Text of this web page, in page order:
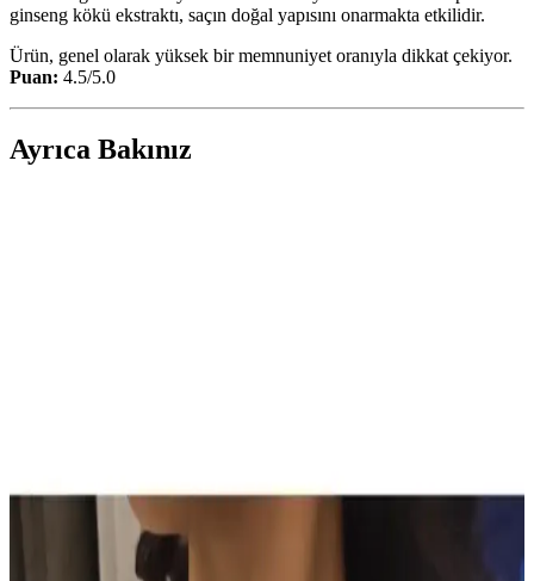
ginseng kökü ekstraktı, saçın doğal yapısını onarmakta etkilidir.
Ürün, genel olarak yüksek bir memnuniyet oranıyla dikkat çekiyor.
Puan: 4.5/5.0
Ayrıca Bakınız
Sun Brown Carrot Butter Bronzlaştırıcı Krem, doğal içerikleriyle
cilde sağlıklı bronzluk kazandırır, hızlı emilir, kolay kullanılır ve
uzun süre kalıcı sonuçlar sağlar.